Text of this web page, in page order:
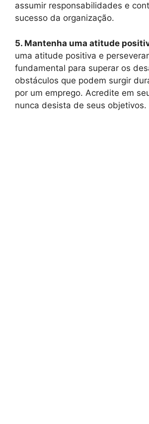
assumir responsabilidades e
sucesso da organização.
5. Mantenha uma atitude
uma atitude positiva e
fundamental para superar os
obstáculos que podem surgir
por um emprego. Acredite em
nunca desista de seus objetivos.